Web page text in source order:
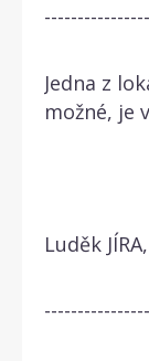
Jedna z
možné, je
Luděk